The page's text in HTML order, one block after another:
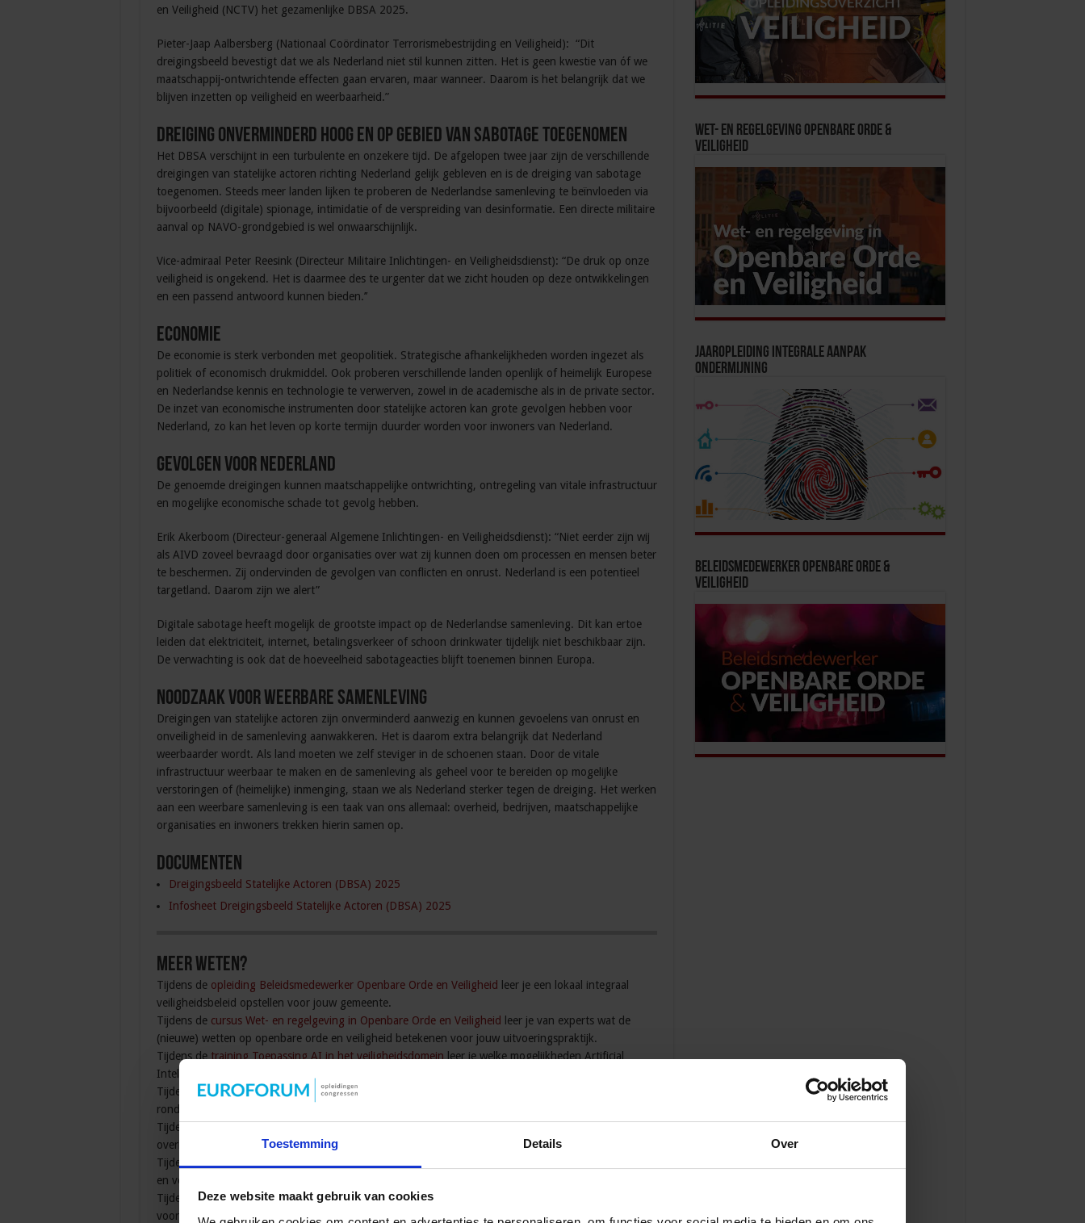
Toestemming Details Over
Deze website maakt gebruik van cookies
en Veiligheid (NCTV) het gezamenlijke DBSA 2025.
Pieter-Jaap Aalbersberg (Nationaal Coördinator Terrorismebestrijding en Veiligheid): “Dit
dreigingsbeeld bevestigt dat we als Nederland niet stil kunnen zitten. Het is geen kwestie van óf we
maatschappij-ontwrichtende effecten gaan ervaren, maar wanneer. Daarom is het belangrijk dat we
blijven inzetten op veiligheid en weerbaarheid.”
Dreiging onverminderd hoog en op gebied van sabotage toegenomen
Het DBSA verschijnt in een turbulente en onzekere tijd. De afgelopen twee jaar zijn de verschillende
dreigingen van statelijke actoren richting Nederland gelijk gebleven en is de dreiging van sabotage
toegenomen. Steeds meer landen lijken te proberen de Nederlandse samenleving te beïnvloeden via
bijvoorbeeld (digitale) spionage, intimidatie of de verspreiding van desinformatie. Een directe militaire
aanval op NAVO-grondgebied is wel onwaarschijnlijk.
Vice-admiraal Peter Reesink (Directeur Militaire Inlichtingen- en Veiligheidsdienst): “De druk op onze
veiligheid is ongekend. Het is daarmee des te urgenter dat we zicht houden op deze ontwikkelingen
en een passend antwoord kunnen bieden.’’
Economie
De economie is sterk verbonden met geopolitiek. Strategische afhankelijkheden worden ingezet als
politiek of economisch drukmiddel. Ook proberen verschillende landen openlijk of heimelijk Europese
en Nederlandse kennis en technologie te verwerven, zowel in de academische als in de private sector.
De inzet van economische instrumenten door statelijke actoren kan grote gevolgen hebben voor
Nederland, zo kan het leven op korte termijn duurder worden voor inwoners van Nederland.
Gevolgen voor Nederland
De genoemde dreigingen kunnen maatschappelijke ontwrichting, ontregeling van vitale infrastructuur
en mogelijke economische schade tot gevolg hebben.
Erik Akerboom (Directeur-generaal Algemene Inlichtingen- en Veiligheidsdienst): “Niet eerder zijn wij
als AIVD zoveel bevraagd door organisaties over wat zij kunnen doen om processen en mensen beter
te beschermen. Zij ondervinden de gevolgen van conflicten en onrust. Nederland is een potentieel
targetland. Daarom zijn we alert”
Digitale sabotage heeft mogelijk de grootste impact op de Nederlandse samenleving. Dit kan ertoe
leiden dat elektriciteit, internet, betalingsverkeer of schoon drinkwater tijdelijk niet beschikbaar zijn.
De verwachting is ook dat de hoeveelheid sabotageacties blijft toenemen binnen Europa.
Noodzaak voor weerbare samenleving
Dreigingen van statelijke actoren zijn onverminderd aanwezig en kunnen gevoelens van onrust en
onveiligheid in de samenleving aanwakkeren. Het is daarom extra belangrijk dat Nederland
weerbaarder wordt. Als land moeten we zelf steviger in de schoenen staan. Door de vitale
infrastructuur weerbaar te maken en de samenleving als geheel voor te bereiden op mogelijke
verstoringen of (heimelijke) inmenging, staan we als Nederland sterker tegen de dreiging. Het werken
aan een weerbare samenleving is een taak van ons allemaal: overheid, bedrijven, maatschappelijke
organisaties en inwoners trekken hierin samen op.
Documenten
Dreigingsbeeld Statelijke Actoren (DBSA) 2025
Infosheet Dreigingsbeeld Statelijke Actoren (DBSA) 2025
Meer weten?
Tijdens de opleiding Beleidsmedewerker Openbare Orde en Veiligheid leer je een lokaal integraal
veiligheidsbeleid opstellen voor jouw gemeente.
Tijdens de cursus Wet- en regelgeving in Openbare Orde en Veiligheid leer je van experts wat de
(nieuwe) wetten op openbare orde en veiligheid betekenen voor jouw uitvoeringspraktijk.
Tijdens de training Toepassing AI in het veiligheidsdomein leer je welke mogelijkheden Artificial
Intelligence (AI) biedt voor jouw werk in het veiligheidsdomein.
Tijdens decursus Criminaliteit & Schoolveiligheid
rond school.
Tijdens de
overlastgevende jongeren, statushouders en personen met onbegrepen gedrag.
Tijdens de
en veiligheidspartners organiseren en regisseren.
Tijdens decursus Aanpak Zorgcriminaliteit & Zorgfraude
voorkomen.
Wet- en Regelgeving Openbare Orde &
Veiligheid
Jaaropleiding Integrale Aanpak
Ondermijning
Beleidsmedewerker Openbare Orde &
Veiligheid